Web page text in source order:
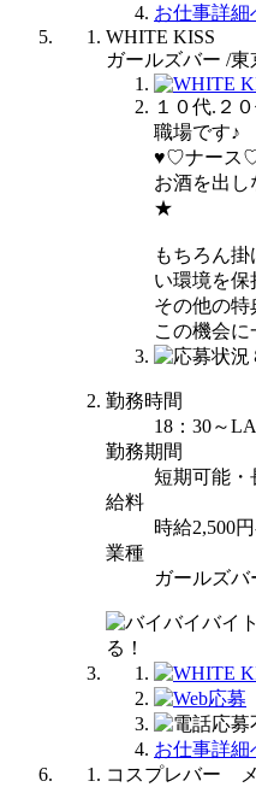
お仕事詳細
WHITE KISS
ガールズバー /
１０代.２
職場です♪
♥♡ナース
お酒を出し
★
もちろん
い環境を保
その他の特
この機会に
勤務時間
18：30～
勤務期間
短期可能・
給料
時給2,500
業種
ガールズバ
お仕事詳細
コスプレバー